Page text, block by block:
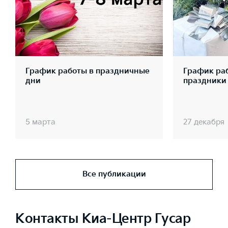
График работы в праздничные
дни
5 марта
График
праздники
27 декабря
Все публикации
Контакты Киа-Центр Гусар